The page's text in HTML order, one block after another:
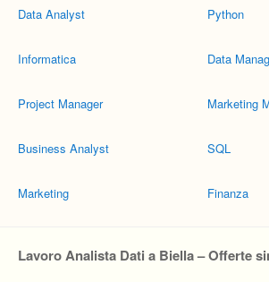
Data Analyst
Informatica
Project Manager
Business Analyst
Marketing
Python
Data
Marketing
SQL
Finanza
Lavoro Analista Dati a Biella – Offerte